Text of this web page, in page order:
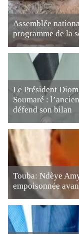
Assemblée
programme de la
Le Président
Soumaré :
défend son bilan
Touba: Ndèye
empoisonnée